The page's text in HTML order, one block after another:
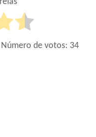
de votos: 34